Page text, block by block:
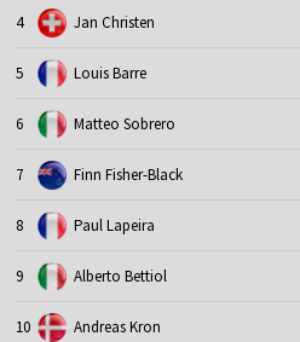
4 Jan Christen
5 Louis Barre
6 Matteo Sobrero
7 Finn Fisher-Black
8 Paul Lapeira
9 Alberto Bettiol
10 Andreas Kron